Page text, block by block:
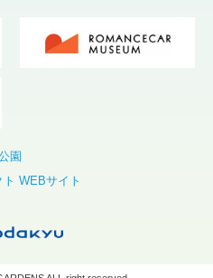
園
WEBサイト